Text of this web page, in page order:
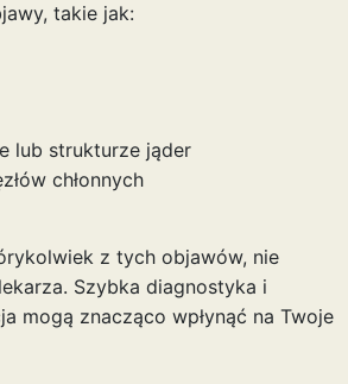
takie jak:
lub strukturze jąder
chłonnych
z tych objawów, nie
Szybka diagnostyka i
mogą znacząco wpłynąć na Twoje